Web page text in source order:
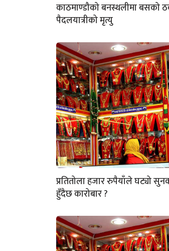
काठमाण्डौको बनस्थलीमा बसको
पैदलयात्रीको मृत्यु
प्रतितोला हजार रुपैयाँले घट्यो
हुँदैछ कारोबार ?